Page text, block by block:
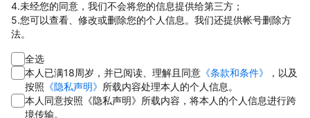
4.未经您的同意，我们不会将您的信息提供给第三方；
5.您可以查看、修改或删除您的个人信息。我们还提供帐号删除方
法。
全选
本人已满18周岁，并已阅读、理解且同意 《条款和条件》
，以及
按照 《隐私声明》 所载内容处理本人的个人信息。
本人同意按照《隐私声明》所载内容，将本人的个人信息进行跨
境传输。